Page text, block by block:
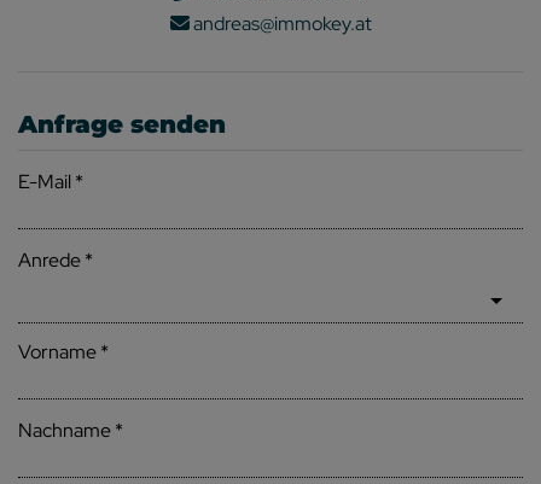
andreas@immokey.at
Anfrage senden
E-Mail
Anrede
Vorname
Nachname